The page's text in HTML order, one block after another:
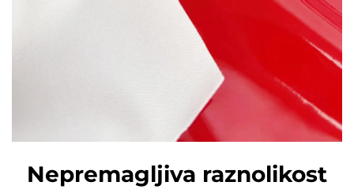
Nepremagljiva raznolikost